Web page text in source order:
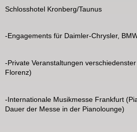
Schlosshotel Kronberg/Taunus
-Engagements für Daimler-Chrysler,
-Private Veranstaltungen
Florenz)
-Internationale Musikmesse Frankfurt
Dauer der Messe in der Pianolounge)